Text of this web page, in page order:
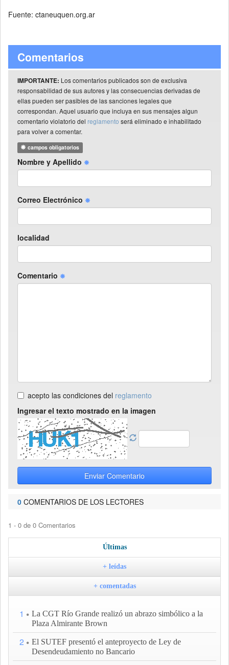
Fuente: ctaneuquen.org.ar
Comentarios
IMPORTANTE: Los comentarios publicados son de exclusiva
responsabilidad de sus autores y las consecuencias derivadas de
ellas pueden ser pasibles de las sanciones legales que
correspondan. Aquel usuario que incluya en sus mensajes algun
comentario violatorio del reglamento será eliminado e inhabilitado
para volver a comentar.
campos obligatorios
Nombre y Apellido
Correo Electrónico
localidad
Comentario
acepto las condiciones del reglamento
Ingresar el texto mostrado en la imagen
Enviar Comentario
0 COMENTARIOS DE LOS LECTORES
1 - 0 de 0 Comentarios
Últimas
+ leídas
+ comentadas
1
La CGT Río Grande realizó un abrazo simbólico a la
Plaza Almirante Brown
2
El SUTEF presentó el anteproyecto de Ley de
Desendeudamiento no Bancario